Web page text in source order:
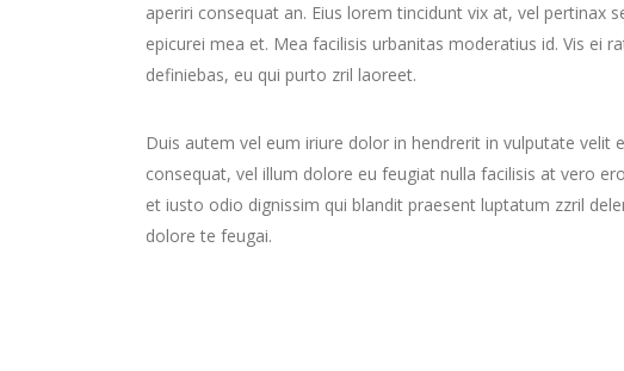
aperiri consequat an. Eius lorem tincidunt vix at, vel pertinax
epicurei mea et. Mea facilisis urbanitas moderatius id. Vis ei
definiebas, eu qui purto zril laoreet.
Duis autem vel eum iriure dolor in hendrerit in vulputate velit
consequat, vel illum dolore eu feugiat nulla facilisis at vero
et iusto odio dignissim qui blandit praesent luptatum zzril
dolore te feugai.